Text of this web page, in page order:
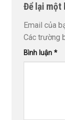
Để lại một
Email của
Các trường
Bình luận *